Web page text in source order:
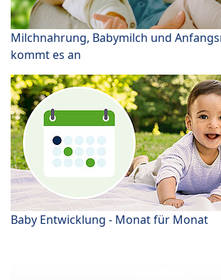
Milchnahrung, Babymilch und
kommt es an
Baby Entwicklung - Monat für Monat